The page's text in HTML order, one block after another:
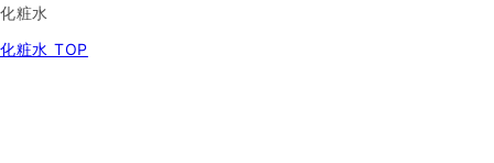
化粧水
化粧水 TOP